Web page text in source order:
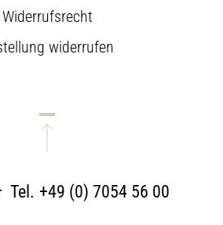
Widerrufsrecht
widerrufen
Tel. +49 (0) 7054 56 00